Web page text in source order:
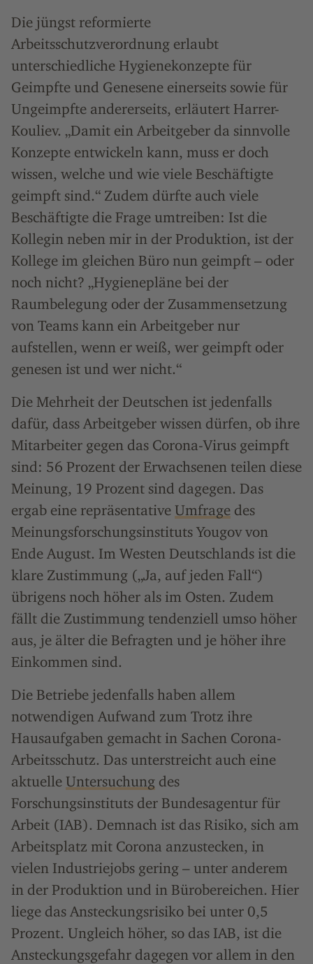
Die jüngst reformierte
Arbeitsschutzverordnung erlaubt
unterschiedliche Hygienekonzepte für
Geimpfte und Genesene einerseits sowie für
Ungeimpfte andererseits, erläutert Harrer-
Kouliev. „Damit ein Arbeitgeber da sinnvolle
Konzepte entwickeln kann, muss er doch
wissen, welche und wie viele Beschäftigte
geimpft sind.“ Zudem dürfte auch viele
Beschäftigte die Frage umtreiben: Ist die
Kollegin neben mir in der Produktion, ist der
Kollege im gleichen Büro nun geimpft – oder
noch nicht? „Hygienepläne bei der
Raumbelegung oder der Zusammensetzung
von Teams kann ein Arbeitgeber nur
aufstellen, wenn er weiß, wer geimpft oder
genesen ist und wer nicht.“
Die Mehrheit der Deutschen ist jedenfalls
dafür, dass Arbeitgeber wissen dürfen, ob ihre
Mitarbeiter gegen das Corona-Virus geimpft
sind: 56 Prozent der Erwachsenen teilen diese
Meinung, 19 Prozent sind dagegen. Das
ergab eine repräsentative Umfrage des
Meinungsforschungsinstituts Yougov von
Ende August. Im Westen Deutschlands ist die
klare Zustimmung („Ja, auf jeden Fall“)
übrigens noch höher als im Osten. Zudem
fällt die Zustimmung tendenziell umso höher
aus, je älter die Befragten und je höher ihre
Einkommen sind.
Die Betriebe jedenfalls haben allem
notwendigen Aufwand zum Trotz ihre
Hausaufgaben gemacht in Sachen Corona-
Arbeitsschutz. Das unterstreicht auch eine
aktuelle Untersuchung des
Forschungsinstituts der Bundesagentur für
Arbeit (IAB). Demnach ist das Risiko, sich am
Arbeitsplatz mit Corona anzustecken, in
vielen Industriejobs gering – unter anderem
in der Produktion und in Bürobereichen. Hier
liege das Ansteckungsrisiko bei unter 0,5
Prozent. Ungleich höher, so das IAB, ist die
Ansteckungsgefahr dagegen vor allem in den